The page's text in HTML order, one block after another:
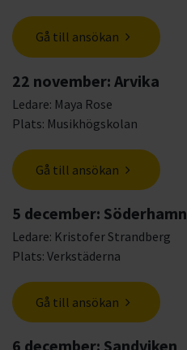
Gå till ansökan
22 november: Arvika
Ledare: Maya Rose
Plats: Musikhögskolan
Gå till ansökan
5 december: Söderhamn
Ledare: Kristofer Strandberg
Plats: Verkstäderna
Gå till ansökan
6 december: Sandviken